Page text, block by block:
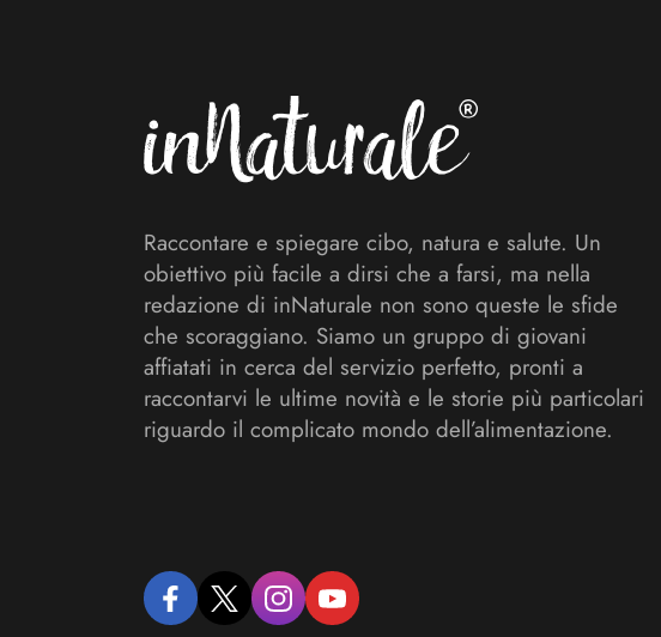
Raccontare e spiegare cibo, natura e salute. Un
obiettivo più facile a dirsi che a farsi, ma nella
redazione di inNaturale non sono queste le sfide
che scoraggiano. Siamo un gruppo di giovani
affiatati in cerca del servizio perfetto, pronti a
raccontarvi le ultime novità e le storie più particolari
riguardo il complicato mondo dell’alimentazione.
facebooktwitter instagramyoutube